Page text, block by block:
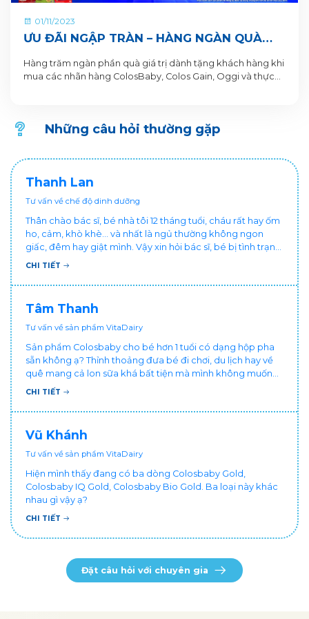
01/11/2023
ƯU ĐÃI NGẬP TRÀN – HÀNG NGÀN QUÀ
Hàng trăm ngàn phần quà giá trị dành tặng khách hàng khi
mua các nhãn hàng ColosBaby, Colos Gain, Oggi và thực
Những câu hỏi thường gặp
Thanh Lan
Tư vấn về chế độ dinh dưỡng
Thân chào bác sĩ, bé nhà tôi 12 tháng tuổi, cháu rất hay ốm
ho, cảm, khò khè... và nhất là ngủ thường không ngon
giấc, đêm hay giật mình. Vậy xin hỏi bác sĩ, bé bị tình trạng
vậy nên làm sao để con khỏe mạnh và ngủ ngon giấc hơn
chăm cháu hay ốm ạ?. Cảm ơn bác sĩ.
CHI TIẾT
Tâm Thanh
Tư vấn về sản phẩm VitaDairy
Sản phẩm Colosbaby cho bé hơn 1 tuổi có dạng hộp pha
sẵn không ạ? Thỉnh thoảng đưa bé đi chơi, du lịch hay về
quê mang cả lon sữa khá bất tiện mà mình không muốn
đổi cho bé dùng sữa tươi hộp khác sợ bé nạ sữa ảnh
CHI TIẾT
Vũ Khánh
Tư vấn về sản phẩm VitaDairy
Hiện mình thấy đang có ba dòng Colosbaby Gold,
Colosbaby IQ Gold, Colosbaby Bio Gold. Ba loại này khác
nhau gì vậy ạ?
CHI TIẾT
Đặt câu hỏi với chuyên gia